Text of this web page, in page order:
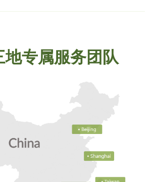
地专属服务团队